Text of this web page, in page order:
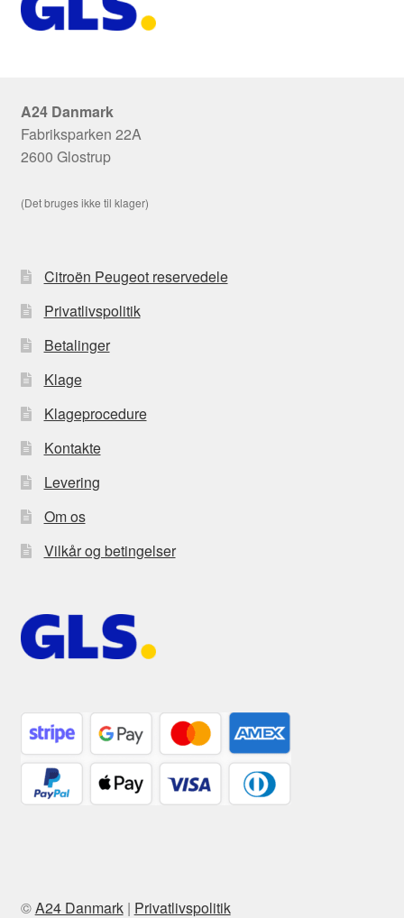
A24 Danmark
Fabriksparken 22A
2600 Glostrup
(Det bruges ikke til klager)
Citroën Peugeot reservedele
Privatlivspolitik
Betalinger
Klage
Klageprocedure
Kontakte
Levering
Om os
Vilkår og betingelser
©A24 Danmark| Privatlivspolitik